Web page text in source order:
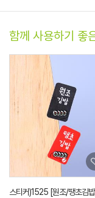
함께 사용하기 좋
스티커)1525 [원조/땡초김